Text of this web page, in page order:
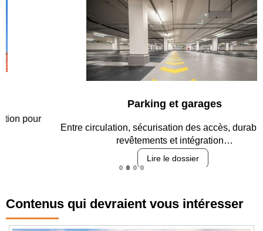
Parking et garages
Entre circulation, sécurisation des accès, durabilité des
revêtements et intégration…
Lire le dossier
Contenus qui devraient vous intéresser